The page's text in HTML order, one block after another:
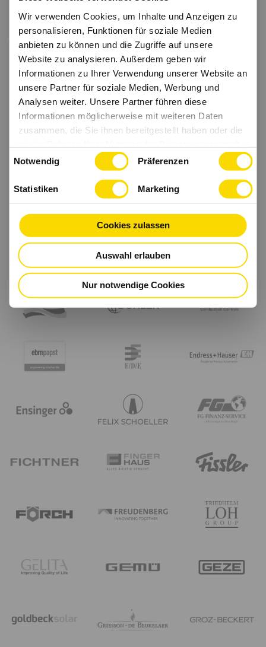
Wir verwenden Cookies, um Inhalte und Anzeigen zu
personalisieren, Funktionen für soziale Medien
anbieten zu können und die Zugriffe auf unsere
Website zu analysieren. Außerdem geben wir
Informationen zu Ihrer Verwendung unserer Website an
unsere Partner für soziale Medien, Werbung und
Analysen weiter. Unsere Partner führen diese
Informationen möglicherweise mit weiteren Daten
zusammen, die Sie ihnen bereitgestellt haben oder die
haben.
Notwendig Präferenzen
Statistiken Marketing
Cookies zulassen
Auswahl erlauben
Nur notwendige Cookies